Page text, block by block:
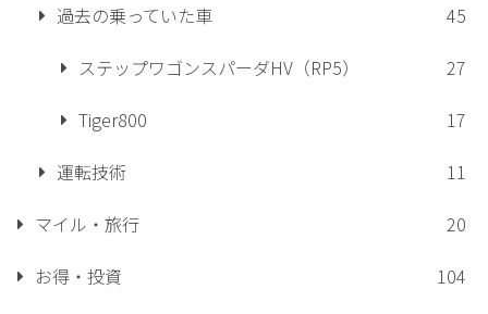
過去の乗っていた車
45
ステップワゴンスパーダHV（RP5）
27
Tiger800
17
運転技術
11
マイル・旅行
20
お得・投資
104